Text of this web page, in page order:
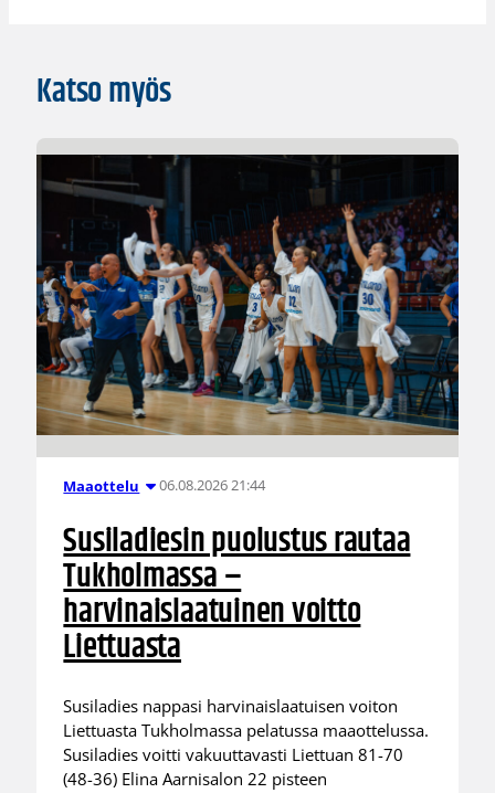
Katso myös
Maaottelu 06.08.2026 21:44
Susiladiesin puolustus rautaa
Tukholmassa –
harvinaislaatuinen voitto
Liettuasta
Susiladies nappasi harvinaislaatuisen voiton
Liettuasta Tukholmassa pelatussa maaottelussa.
Susiladies voitti vakuuttavasti Liettuan 81-70
(48-36) Elina Aarnisalon 22 pisteen